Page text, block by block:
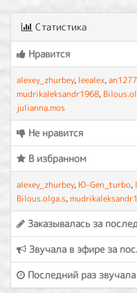
Статистика
Нравится
alexey_zhurbey, leealex,
mudrikaleksandr1968,
julianna.mos
Не нравится
В избранном
alexey_zhurbey, Ю-Gen_turbo,
Bilous.olga.s,
Заказывалась за
Звучала в эфире за
Последний раз